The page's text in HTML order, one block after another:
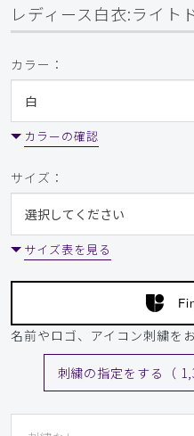
レディース白衣:ライト
カラー：
カラーの確認
サイズ：
サイズ表を見る
名前やロゴ、アイコン刺繍を
刺繍の指定をする（